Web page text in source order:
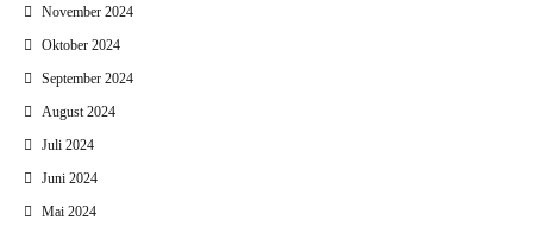
November 2024
Oktober 2024
September 2024
August 2024
Juli 2024
Juni 2024
Mai 2024